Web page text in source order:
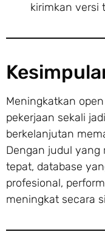
kirimkan versi
Meningkatkan
pekerjaan sekali
berkelanjutan
Dengan judul yang
tepat, database
profesional,
meningkat secara